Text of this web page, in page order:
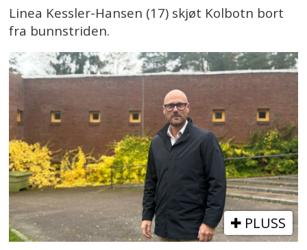
Linea Kessler-Hansen (17) skjøt Kolbotn bort
fra bunnstriden.
PLUSS